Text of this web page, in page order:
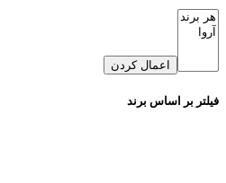
اعمال کردن
فیلتر بر اساس برند